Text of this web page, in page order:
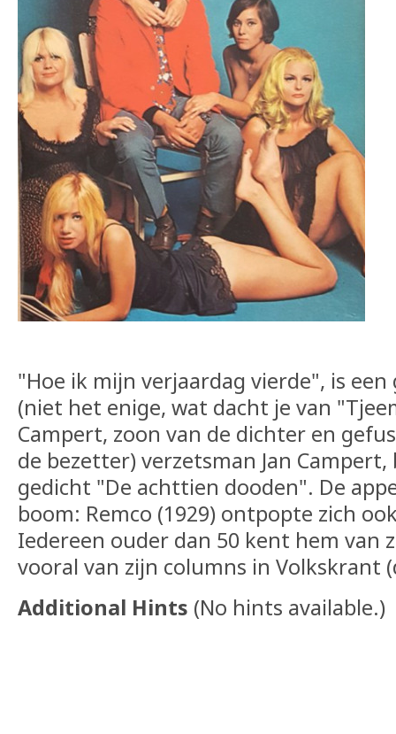
"Hoe ik mijn verjaardag vierde", is
(niet het enige, wat dacht je van
Campert, zoon van de dichter en
de bezetter) verzetsman Jan
gedicht "De achttien dooden". De
boom: Remco (1929) ontpopte zich
Iedereen ouder dan 50 kent hem van
vooral van zijn columns in Volkskrant
Additional Hints (No hints available.)